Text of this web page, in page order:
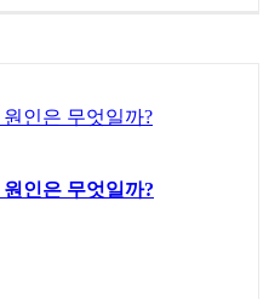
인은 무엇일까?
인은 무엇일까?